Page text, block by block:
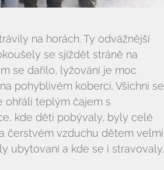
na horách. Ty odvážnější
se sjíždět stráně na
se dařilo, lyžování je moc
pohyblivém koberci. Všichni se
ohřáli teplým čajem s
kde děti pobývaly, byly celé
čerstvém vzduchu dětem velmi
ubytovaní a kde se i stravovaly.